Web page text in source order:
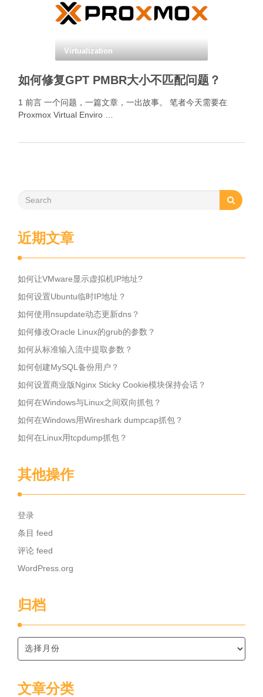
Virtualization
如何修复GPT PMBR大小不匹配问题？
1 前言 一个问题，一篇文章，一出故事。 笔者今天需要在
Proxmox Virtual Enviro …
近期文章
如何让VMware显示虚拟机IP地址?
如何设置Ubuntu临时IP地址？
如何使用nsupdate动态更新dns？
如何修改Oracle Linux的grub的参数？
如何从标准输入流中提取参数？
如何创建MySQL备份用户？
如何设置商业版Nginx Sticky Cookie模块保持会话？
如何在Windows与Linux之间双向抓包？
如何在Windows用Wireshark dumpcap抓包？
如何在Linux用tcpdump抓包？
其他操作
登录
条目 feed
评论 feed
WordPress.org
归档
文章分类